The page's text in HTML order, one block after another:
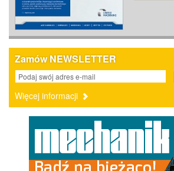
Zamów NEWSLETTER
Więcej informacji